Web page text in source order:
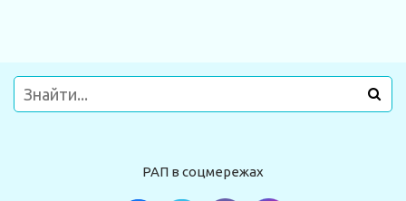
РАП в соцмережах